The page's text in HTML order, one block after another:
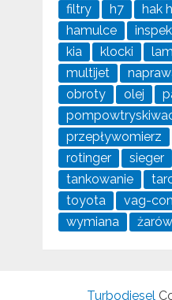
filtry
h7
hak
hamulce
kia
klocki
multijet
obroty
olej
przepływomierz
rotinger
sieger
tankowanie
toyota
vag-
wymiana
Turbodiesel